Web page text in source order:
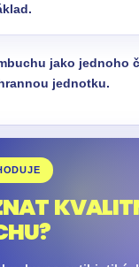
jako jednoho
jednotku.